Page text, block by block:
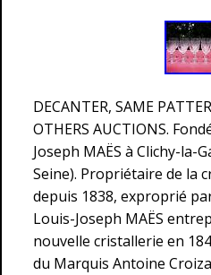
DECANTER, SAME
OTHERS AUCTIONS.
Joseph MAËS à Clichy-la-
Seine). Propriétaire de la
depuis 1838, exproprié
Louis-Joseph MAËS
nouvelle cristallerie en
du Marquis Antoine